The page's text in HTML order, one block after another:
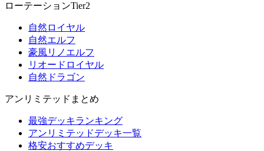
ローテーションTier2
自然ロイヤル
自然エルフ
豪風リノエルフ
リオードロイヤル
自然ドラゴン
アンリミテッドまとめ
最強デッキランキング
アンリミテッドデッキ一覧
格安おすすめデッキ